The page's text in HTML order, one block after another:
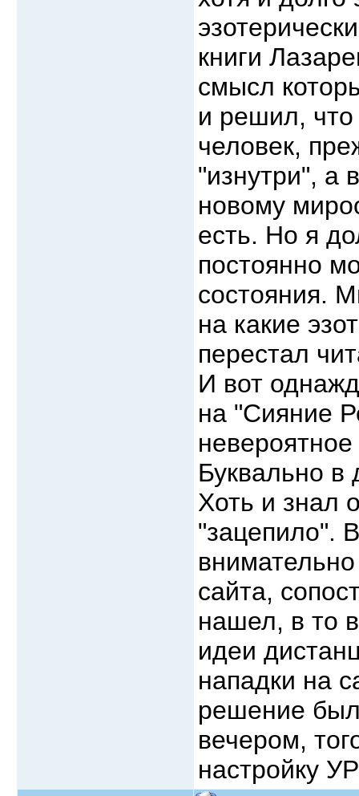
книги
смысл
и решил, что
человек,
"изнутри", а
новому
есть. Но я
постоянно
состояния.
на какие
перестал
И вот
на "Сияние
Буквально в
Хоть и знал
"зацепило".
сайта,
нашел, в то
идеи
нападки на
решение
вечером,
настройку